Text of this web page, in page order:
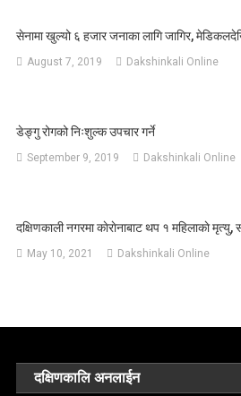
सेनामा खुल्यो ६ हजार जनाका लागि जागिर,
August 7, 2019 Dakshinkali Online
डेङ्गु रोगको निःशुल्क उपचार गर्ने
September 9, 2019 Dakshinkali Online
दक्षिणकाली नगरमा काेराेनाबाट थप १ महिलाकाे
May 10, 2021 Dakshinkali Online
दक्षिणकालि अनलाईन